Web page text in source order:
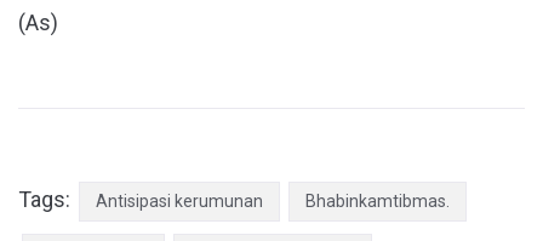
(As)
Tags: Antisipasi kerumunan Bhabinkamtibmas.